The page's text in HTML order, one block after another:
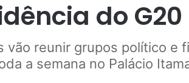
do G20
vão reunir grupos político e
a semana no Palácio